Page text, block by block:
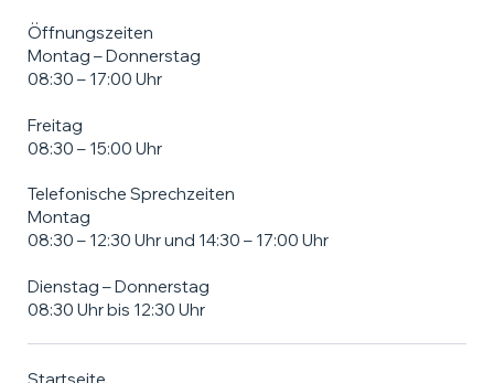
Öffnungszeiten
Montag – Donnerstag
08:30 – 17:00 Uhr
Freitag
08:30 – 15:00 Uhr
Telefonische Sprechzeiten
Montag
08:30 – 12:30 Uhr und 14:30 – 17:00 Uhr
Dienstag – Donnerstag
08:30 Uhr bis 12:30 Uhr